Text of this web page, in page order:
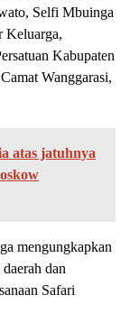
Selfi Mbuinga
Keluarga,
Kabupaten
Wanggarasi,
atas jatuhnya
mengungkapkan
dan
Safari